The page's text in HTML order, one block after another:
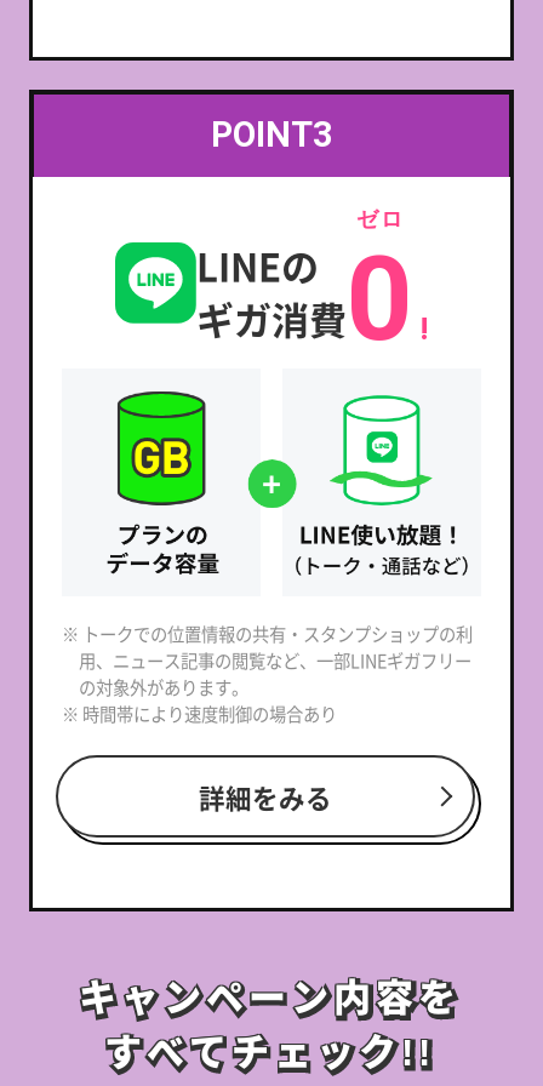
POINT3
LINEの
ギガ消費0
ゼロ
!
※ トークでの位置情報の共有・スタンプショップの利
用、ニュース記事の閲覧など、一部LINEギガフリー
の対象外があります。
※ 時間帯により速度制御の場合あり
詳細をみる
キャンペーン内容を
すべてチェック!!
キャンペーン内容を
すべてチェック!!